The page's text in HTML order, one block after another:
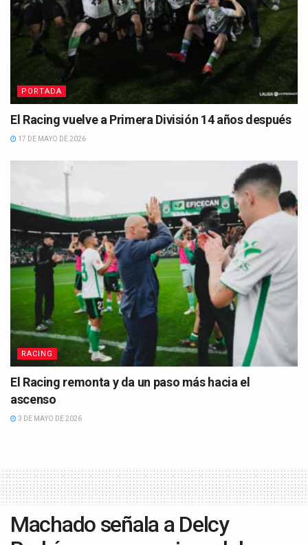
PORTADA
El Racing vuelve a Primera División 14 años después
17 DE MAYO DE 2026
RACING
El Racing remonta y da un paso más hacia el
ascenso
3 DE MAYO DE 2026
Machado señala a Delcy